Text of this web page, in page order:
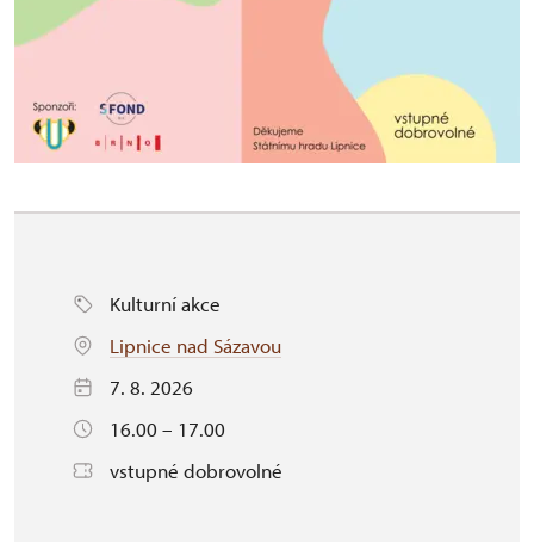
Kulturní akce
Lipnice nad Sázavou
7. 8. 2026
16.00 – 17.00
vstupné dobrovolné